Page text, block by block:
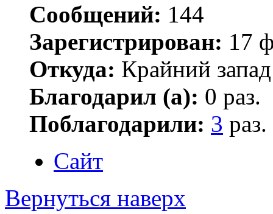
Сообщений: 144
Зарегистрирован: 17
Откуда: Крайний
Благодарил (а): 0 раз.
Поблагодарили: 3 раз.
Сайт
Вернуться наверх